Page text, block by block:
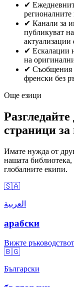
✔
регионалните
✔ Канали за
публикуват
актуализации
✔ Ескалации
на
✔ Съобщения
френски без
Още езици
страници за
Имате нужда от
нашата библиотека,
глобалните екипи.
🇸🇦
العربية
арабски
Вижте
🇧🇬
Български